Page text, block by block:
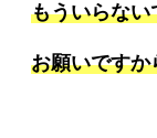
もういらな
お願いですか